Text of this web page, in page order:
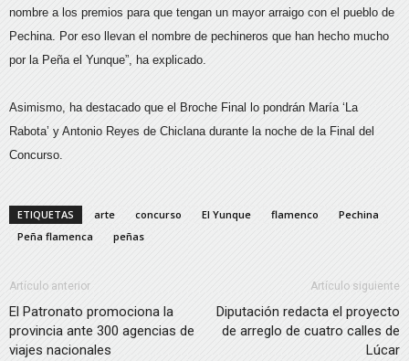
nombre a los premios para que tengan un mayor arraigo con el pueblo de
Pechina. Por eso llevan el nombre de pechineros que han hecho mucho
por la Peña el Yunque”, ha explicado.
Asimismo, ha destacado que el Broche Final lo pondrán María ‘La
Rabota’ y Antonio Reyes de Chiclana durante la noche de la Final del
Concurso.
ETIQUETAS arte concurso El Yunque flamenco
Pechina
Peña flamenca
peñas
Artículo anterior
El Patronato promociona la
provincia ante 300 agencias de
viajes nacionales
Artículo siguiente
Diputación redacta el proyecto
de arreglo de cuatro calles de
Lúcar